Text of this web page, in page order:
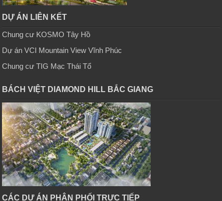
DỰ ÁN LIÊN KẾT
Chung cư KOSMO Tây Hồ
Dự án VCI Mountain View Vĩnh Phúc
Chung cư TIG Mạc Thái Tổ
BÁCH VIỆT DIAMOND HILL BẮC GIANG
CÁC DỰ ÁN PHÂN PHỐI TRỰC TIẾP